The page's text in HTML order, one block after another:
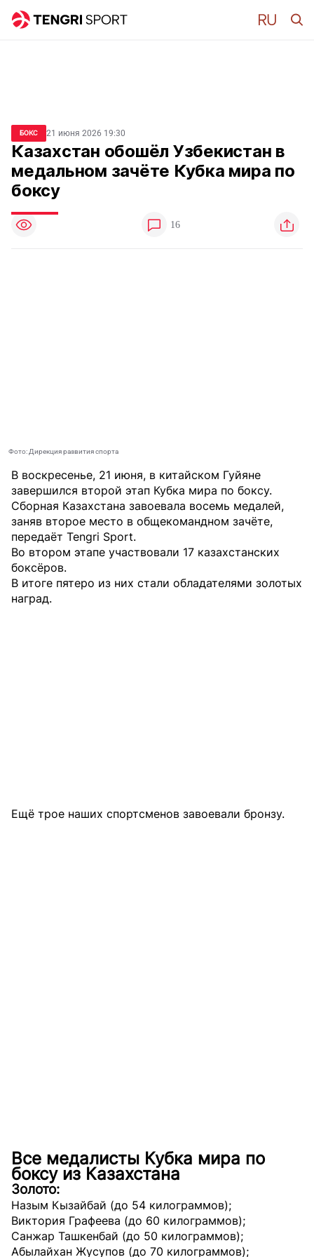
БОКС 21 июня 2026 19:30
Казахстан обошёл Узбекистан в
медальном зачёте Кубка мира по
боксу
16
Фото: Дирекция развития спорта
В воскресенье, 21 июня, в китайском Гуйяне
завершился второй этап Кубка мира по боксу.
Сборная Казахстана завоевала восемь медалей,
заняв второе место в общекомандном зачёте,
передаёт Tengri Sport.
Во втором этапе участвовали 17 казахстанских
боксёров.
В итоге пятеро из них стали обладателями золотых
наград.
Ещё трое наших спортсменов завоевали бронзу.
Все медалисты Кубка мира по
боксу из Казахстана
Золото:
Назым Кызайбай (до 54 килограммов);
Виктория Графеева (до 60 килограммов);
Санжар Ташкенбай (до 50 килограммов);
Абылайхан Жусупов (до 70 килограммов);